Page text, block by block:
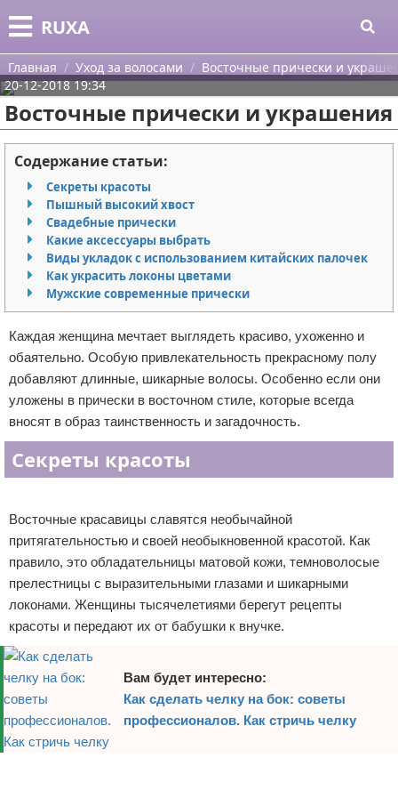
RUXA
Меню
Главная
Категории
Уход за кожей
Одежда
Шоппинг
Подарки
Украшения
Косметика
Уход за волосами
Уход за ногтями
Макияж
Парфюмерия
Прически
Разное
Уход за лицом
Хирургия
Поиск
О проекте
Контакты
Сотрудничество
Размещение рекламы
Для правообладателей
Условия предоставления информации
Отказ от ответственности
Главная Уход за волосами
Восточные прически и
20-12-2018 19:34
Восточные прически и украшения
Содержание статьи:
Секреты красоты
Пышный высокий хвост
Свадебные прически
Какие аксессуары выбрать
Виды укладок с использованием китайских палочек
Как украсить локоны цветами
Мужские современные прически
Каждая женщина мечтает выглядеть красиво, ухоженно и
обаятельно. Особую привлекательность прекрасному полу
добавляют длинные, шикарные волосы. Особенно если они
уложены в прически в восточном стиле, которые всегда
вносят в образ таинственность и загадочность.
Секреты красоты
Восточные красавицы славятся необычайной
притягательностью и своей необыкновенной красотой. Как
правило, это обладательницы матовой кожи, темноволосые
прелестницы с выразительными глазами и шикарными
локонами. Женщины тысячелетиями берегут рецепты
красоты и передают их от бабушки к внучке.
Вам будет интересно:
Как сделать челку на бок: советы
профессионалов. Как стричь челку